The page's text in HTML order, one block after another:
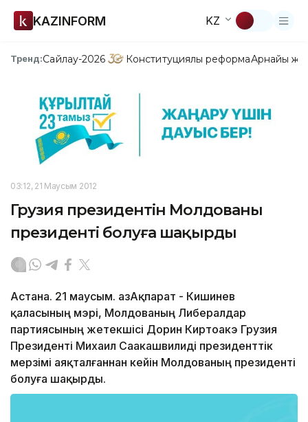
KAZINFORM KZ
Тренд:Сайлау-2026 Конституциялық реформаАрнайы
03:12, 21 Маусым 2012
Грузия президентін Молдованың
президенті болуға шақырды
Астана. 21 маусым. ҚазАқпарат - Кишинев
қаласының мэрі, Молдованың Либералдар
партиясының жетекшісі Дорин Киртоакэ Грузия
Президенті Михаил Саакашвилиді президенттік
мерзімі аяқталғаннан кейін Молдованың президенті
болуға шақырды.